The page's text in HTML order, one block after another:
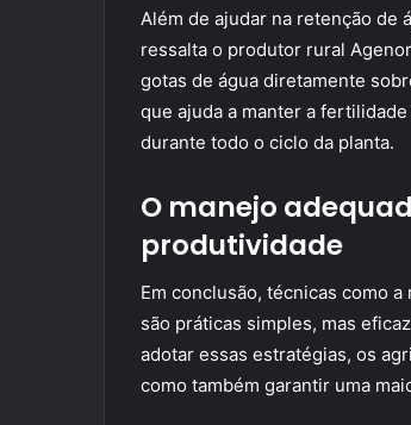
Além de ajudar na retenção de
ressalta o produtor rural
gotas de água diretamente
que ajuda a manter a
durante todo o ciclo da planta.
O manejo
produtividade
Em conclusão, técnicas como
são práticas simples, mas
adotar essas estratégias, os
como também garantir uma